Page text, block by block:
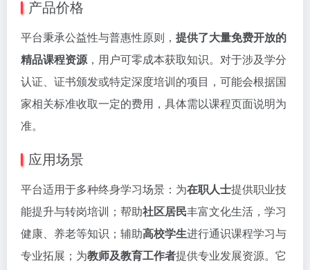
产品价格
平台秉承公益性与普惠性原则， 提供了大量免费开放的
精品课程资源，用户可零成本获取知识。对于涉及学分
认证、证书颁发或特定深度培训的项目，可能会根据国
家相关标准收取一定的费用，具体需以课程页面说明为
准。
应用场景
平台适用于多种终身学习场景：为在职人士提供职业技
能提升与转岗培训；帮助社区居民丰富文化生活，学习
健康、养老等知识；辅助高校学生进行通识课程学习与
专业拓展；为教师及教育工作者提供专业发展资源。它